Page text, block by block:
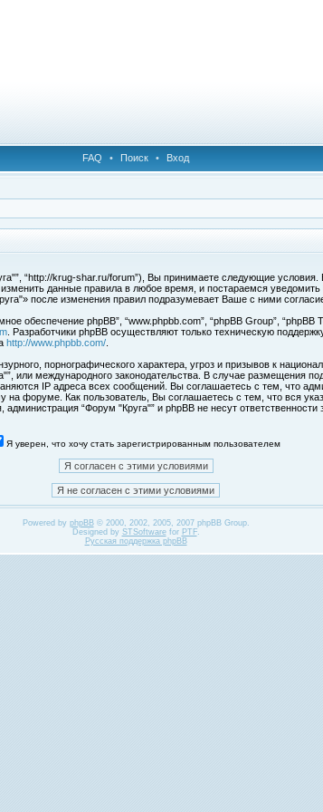
FAQ • Поиск • Вход
“http://krug-shar.ru/forum”), Вы принимаете следующие
данные правила в любое время, и постараемся
после изменения правил подразумевает Ваше с ними
обеспечение phpBB”, “www.phpbb.com”, “phpBB Group”, “phpBB
. Разработчики phpBB осуществляют только техническую
http://www.phpbb.com/
порнографического характера, угроз и призывов к
или международного законодательства. В случае
IP адреса всех сообщений. Вы соглашаетесь с тем, что
форуме. Как пользователь, Вы соглашаетесь с тем, что вся
“Форум "Круга"” и phpBB не несут ответственности
Я уверен, что хочу стать зарегистрированным пользователем
Powered by phpBB© 2000, 2002, 2005, 2007 phpBB Group.
Designed by STSoftwarefor PTF.
Русская поддержка phpBB